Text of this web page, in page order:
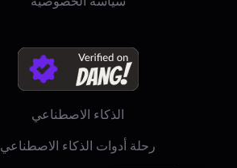
الذكاء الاصطناعي
رحلة أدوات الذكاء الاصطناعي